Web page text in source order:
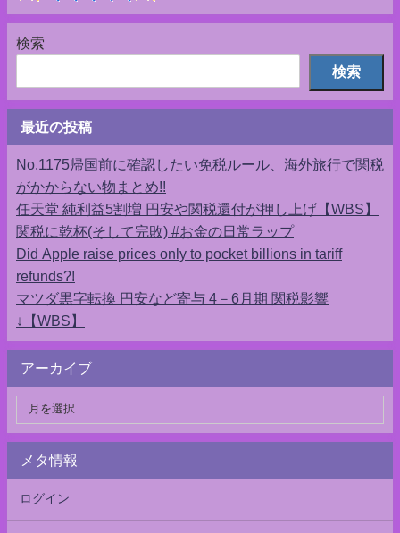
検索
検索
最近の投稿
No.1175帰国前に確認したい免税ルール、海外旅行で関税
がかからない物まとめ!!
任天堂 純利益5割増 円安や関税還付が押し上げ【WBS】
関税に乾杯(そして完敗) #お金の日常ラップ
Did Apple raise prices only to pocket billions in tariff
refunds?!
マツダ黒字転換 円安など寄与 4－6月期 関税影響
↓【WBS】
アーカイブ
メタ情報
ログイン